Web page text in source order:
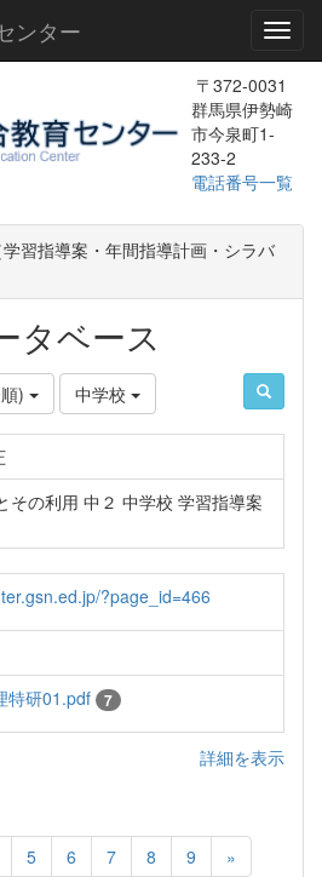
ンター
〒372-0031
群馬県伊勢崎
市今泉町1-
233-2
電話番号一覧
習指導案・年間指導計画・シラバ
タベース
) 中学校
その利用 中２ 中学校 学習指導案
?page_id=466
特研01.pdf 7
詳細を表示
5 6 7 8 9 »